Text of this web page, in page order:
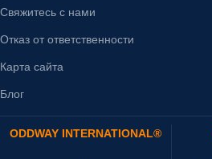
Свяжитесь с нами
Отказ от ответственности
Карта сайта
Блог
ODDWAY INTERNATIONAL®